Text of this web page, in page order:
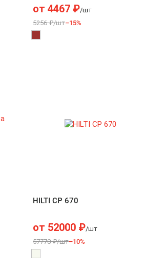
от 4467₽/шт
5256 ₽/шт–15%
HILTI CP 670
от 52000₽/шт
57778 ₽/шт–10%